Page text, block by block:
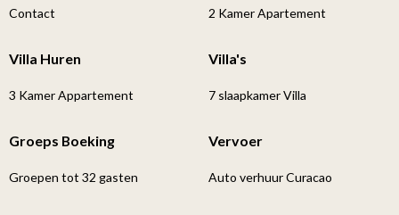
Contact 2 Kamer Apartement
Villa Huren
3 Kamer Appartement
Villa's
7 slaapkamer Villa
Groeps Boeking
Groepen tot 32 gasten
Vervoer
Auto verhuur Curacao